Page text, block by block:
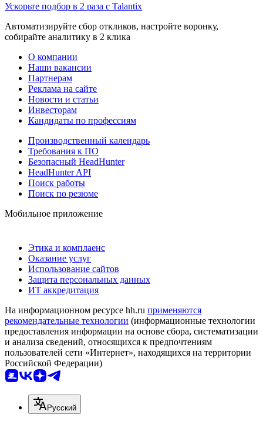
Ускорьте подбор в 2 раза с Talantix
Автоматизируйте сбор откликов, настройте воронку,
собирайте аналитику в 2 клика
О компании
Наши вакансии
Партнерам
Реклама на сайте
Новости и статьи
Инвесторам
Кандидаты по профессиям
Производственный календарь
Требования к ПО
Безопасный HeadHunter
HeadHunter API
Поиск работы
Поиск по резюме
Мобильное приложение
Этика и комплаенс
Оказание услуг
Использование сайтов
Защита персональных данных
ИТ аккредитация
На информационном ресурсе hh.ru применяются
рекомендательные технологии (информационные технологии
предоставления информации на основе сбора, систематизации
и анализа сведений, относящихся к предпочтениям
пользователей сети «Интернет», находящихся на территории
Российской Федерации)
Русский